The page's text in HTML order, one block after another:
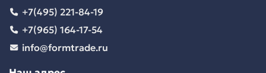
+7(495) 221-84-19
+7(965) 164-17-54
info@formtrade.ru